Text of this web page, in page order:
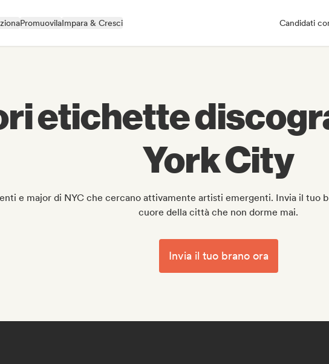
PromuovilaImpara & Cresci Candidati
etichette
York City
e major di NYC che cercano attivamente artisti emergenti. Invia il tuo
cuore della città che non dorme mai.
Invia il tuo brano ora